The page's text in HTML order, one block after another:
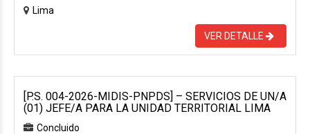
Lima
VER DETALLE
[P.S. 004-2026-MIDIS-PNPDS] – SERVICIOS DE UN/A
(01) JEFE/A PARA LA UNIDAD TERRITORIAL LIMA
Concluido